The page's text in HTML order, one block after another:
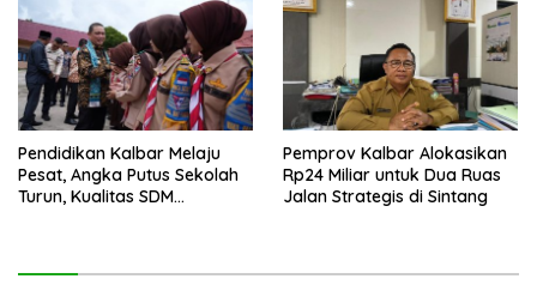
Pendidikan Kalbar Melaju
Pesat, Angka Putus Sekolah
Turun, Kualitas SDM
Pemprov Kalbar Alokasikan
Rp24 Miliar untuk Dua Ruas
Jalan Strategis di Sintang